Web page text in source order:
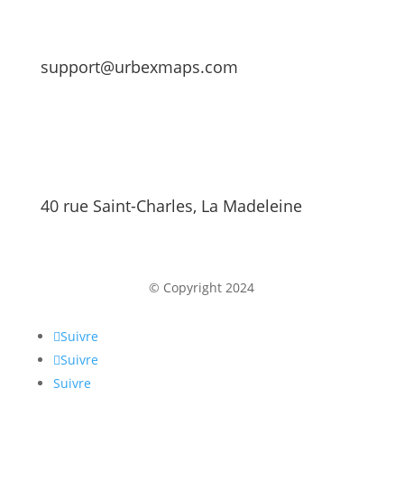
support@urbexmaps.com
40 rue Saint-Charles, La Madeleine
© Copyright 2024
Suivre
Suivre
Suivre